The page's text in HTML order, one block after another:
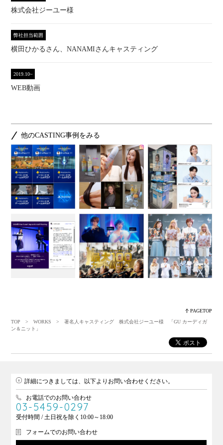
株式会社ジーユー様
弊社担当範囲
横田ひかるさん、NANAMIさんキャスティング
2019.10~
WEB動画
他のCASTING事例をみる
PAGETOP
TOP
>WORKS
> 著名人キャスティング 株式会社ジーユー様 「GU カーディガ
ン＆ニット」
詳細につきましては、以下よりお問い合わせください。
お電話でのお問い合わせ
03-5459-0297
受付時間 / 土日祝を除く10:00～18:00
フォームでのお問い合わせ